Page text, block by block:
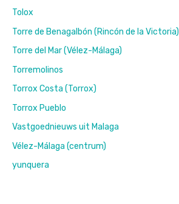
Tolox
Torre de Benagalbón (Rincón de la Victoria)
Torre del Mar (Vélez-Málaga)
Torremolinos
Torrox Costa (Torrox)
Torrox Pueblo
Vastgoednieuws uit Malaga
Vélez-Málaga (centrum)
yunquera